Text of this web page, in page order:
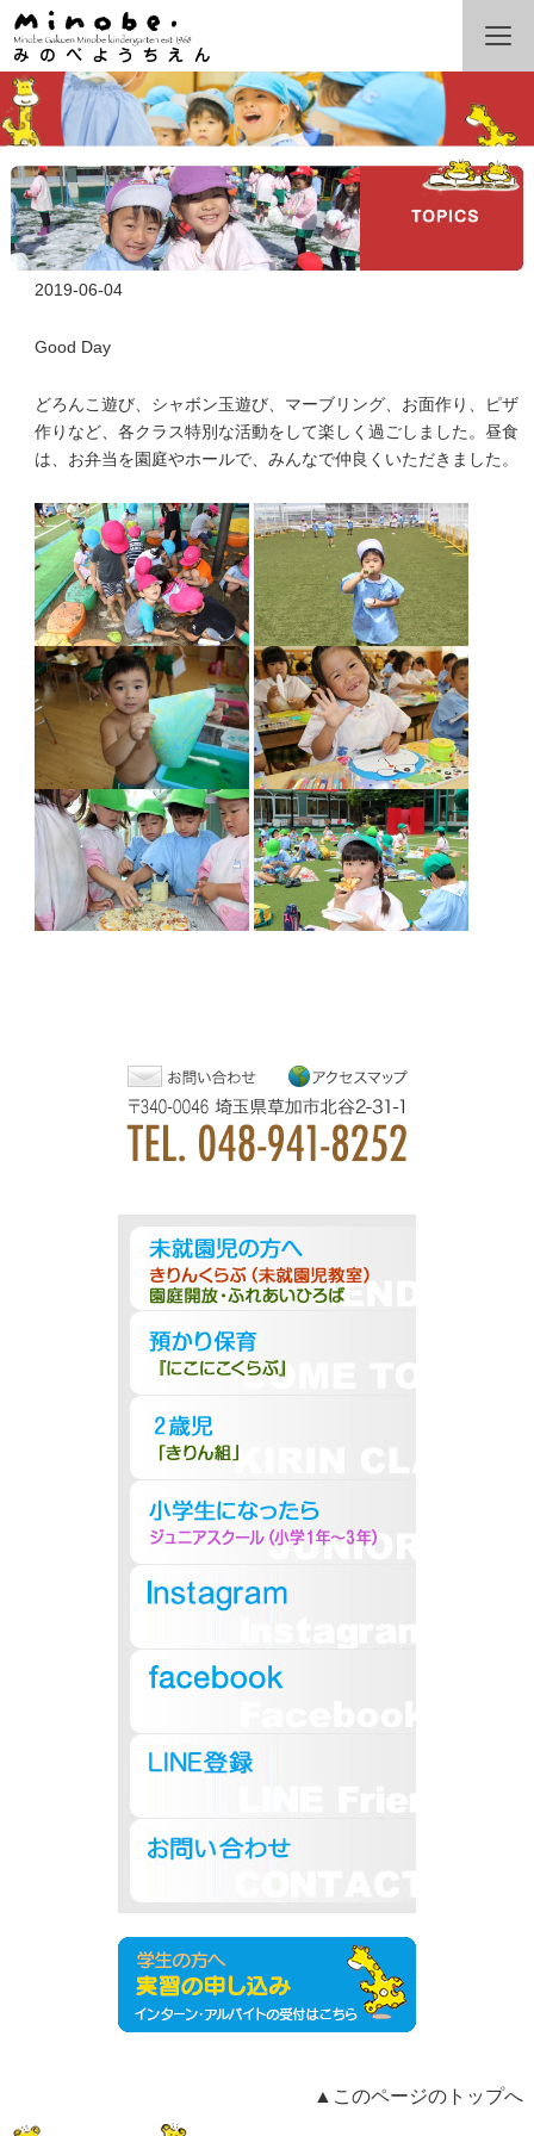
2019-06-04
Good Day
どろんこ遊び、シャボン玉遊び、マーブリング、お面作り、ピザ
作りなど、各クラス特別な活動をして楽しく過ごしました。昼食
は、お弁当を園庭やホールで、みんなで仲良くいただきました。
▲このページのトップへ